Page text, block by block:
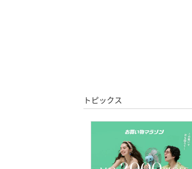
ヘアケア
フレグランス
メイク道具・美容器具
トピックス